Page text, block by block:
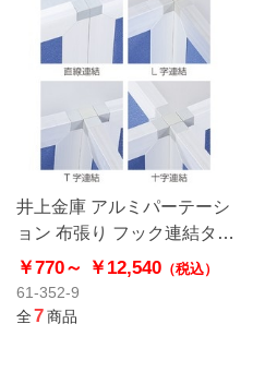
井上金庫 アルミパーテーシ
ョン 布張り フック連結タイ
プ用オプション
￥770～ ￥12,540 （税込）
61-352-9
全7商品